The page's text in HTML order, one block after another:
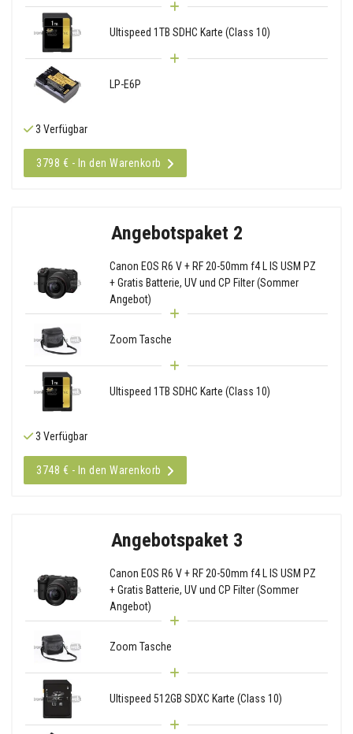
Ultispeed 1TB SDHC Karte (Class 10)
LP-E6P
3 Verfügbar
3798 € - In den Warenkorb
Angebotspaket 2
Canon EOS R6 V + RF 20-50mm f4 L IS USM PZ
+ Gratis Batterie, UV und CP Filter (Sommer
Angebot)
Zoom Tasche
Ultispeed 1TB SDHC Karte (Class 10)
3 Verfügbar
3748 € - In den Warenkorb
Angebotspaket 3
Canon EOS R6 V + RF 20-50mm f4 L IS USM PZ
+ Gratis Batterie, UV und CP Filter (Sommer
Angebot)
Zoom Tasche
Ultispeed 512GB SDXC Karte (Class 10)